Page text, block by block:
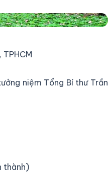
niệm Tổng Bí thư Trần
thành)